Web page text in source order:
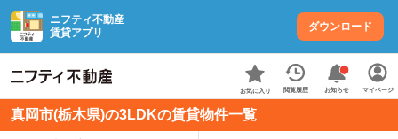
ニフティ不動産
賃貸アプリ
ダウンロード
お気に入り 閲覧履歴 お知らせ マイページ
真岡市(栃木県)の3LDKの賃貸物件一覧